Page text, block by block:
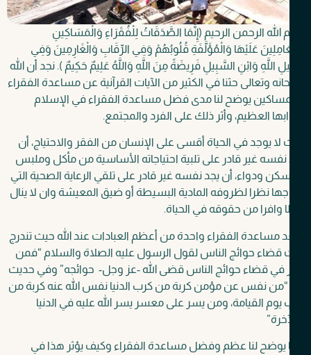
الله الرحمن الرحيم(إِنَّمَا الصَّدَقَاتُ لِلْفُقَرَاءِوَالْمَسَاكِينِ
عَلَيْهَا وَالْمُؤَلَّفَةِ قُلُوبُهُمْ وَفِي الرِّقَابِ وَالْغَارِمِينَ وَفِي
اللَّهِ وَابْنِ السَّبِيلِ فَرِيضَةً مِنَ اللَّهِ وَاللَّهُ عَلِيمٌ حَكِيمٌ ).نجد أن الله
وتعالى حثنا في الكثير من الآيات القرآنية عن مساعدة الفقراء
يوضح لنا مدى فضل مساعدة الفقراء في الإسلام
العظيم، وأثر ذلك على الفرد والمجتمع.
لا يوجد في الحياة أقسى على الإنسان من الفقر والاحتياج، أن
نفسه غير قادر على تلبية احتياجاته الأساسية من مأكل وملبس
ودواء، أن يجد نفسه غير قادر على تلقي الرعاية الصحية التي
نظرا لظروفه المادية البسيطة أو ضيق المعيشة وان لا ينال
وافرا من حقوقه في الحياة.
مساعدة الفقراء واحدة من أعظم العبادات عند الله حيث تندرج
قضاء حوائج الناس لقول الرسول عليه الصلاة والسلام “فمن
في قضاء حوائج الناس قضى الله -عز وجل- حوائجه” وفي حديث
“من نفس عن مؤمن كربة من كرب الدنيا نفس الله عنه كربة من
يوم القيامة، ومن يسر على معسر يسر الله عليه في الدنيا
يوضح لنا عظم وفضل مساعدة الفقراء وكيف يؤثر هذا في